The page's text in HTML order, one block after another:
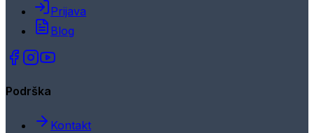
Prijava
Blog
Podrška
Kontakt